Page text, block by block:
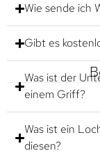
Wie sende ich
Gibt es
Was ist der
einem Griff?
Was ist ein
diesen?